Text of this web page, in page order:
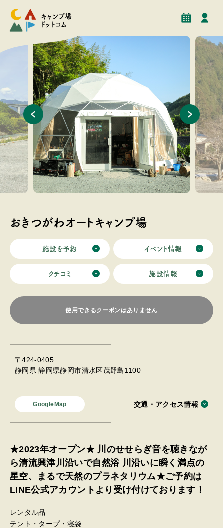
キャンプ場
ドットコム
予約 施設情報
おきつがわオートキャンプ場
施設を予約 イベント情報
クチコミ 施設情報
使用できるクーポンはありません
〒424-0405
静岡県 静岡県静岡市清水区茂野島1100
GoogleMap 交通・アクセス情報
★2023年オープン★ 川のせせらぎ音を聴きなが
ら清流興津川沿いで自然浴 川沿いに瞬く満点の
星空、まるで天然のプラネタリウム★ご予約は
LINE公式アカウントより受け付けております！
レンタル品
テント・タープ・寝袋